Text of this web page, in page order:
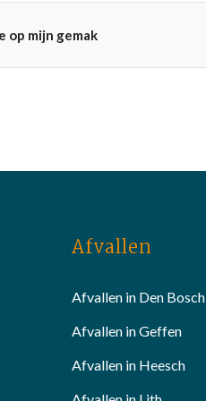
op mijn gemak
Afvallen
Afvallen in Den Bosch
Afvallen in Geffen
Afvallen in Heesch